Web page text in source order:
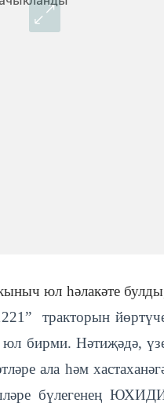
юл һәлакәте
тракторын
бирми. Нәтиҗәдә,
ала һәм
бүлегенең